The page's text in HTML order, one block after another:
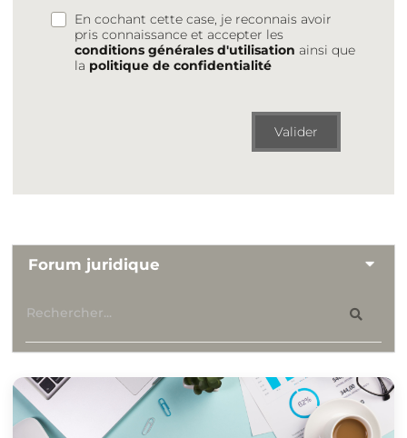
En cochant cette case, je reconnais avoir
pris connaissance et accepter les
conditions générales d'utilisation ainsi que
la politique de confidentialité
Valider
Forum juridique